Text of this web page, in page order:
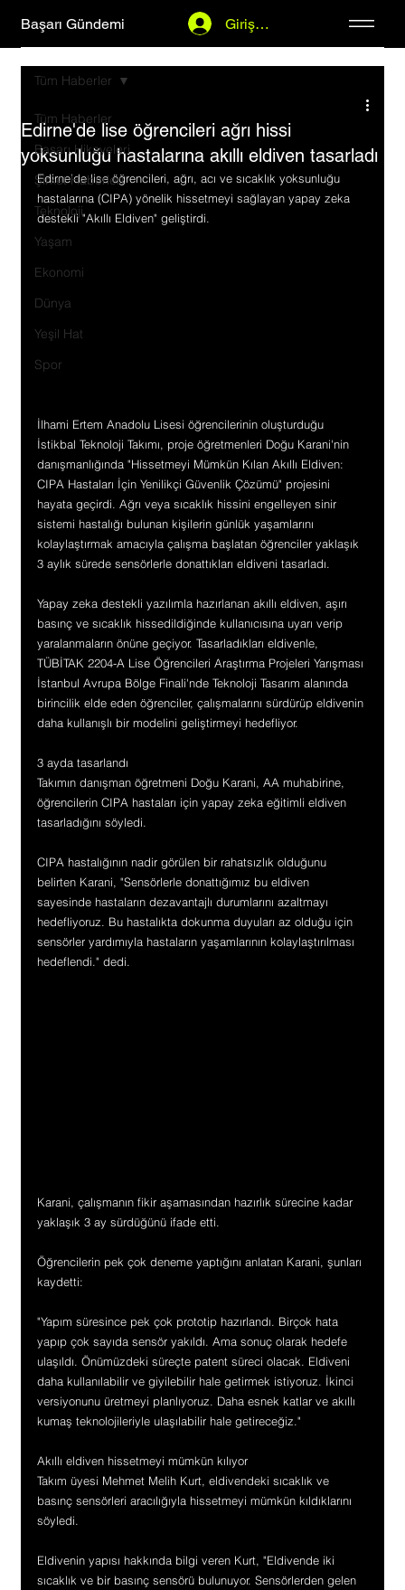
Başarı Gündemi Giriş Yap
Tüm Haberler
Başarı Hikayeleri
Şirket Haberleri
Teknoloji
Yaşam
Ekonomi
Dünya
Yeşil Hat
Spor
Tüm Haberler
Edirne'de lise öğrencileri ağrı hissi
yoksunluğu hastalarına akıllı eldiven tasarladı
Edirne'de lise öğrencileri, ağrı, acı ve sıcaklık yoksunluğu
hastalarına (CIPA) yönelik hissetmeyi sağlayan yapay zeka
destekli "Akıllı Eldiven" geliştirdi.
İlhami Ertem Anadolu Lisesi öğrencilerinin oluşturduğu
İstikbal Teknoloji Takımı, proje öğretmenleri Doğu Karani'nin
danışmanlığında "Hissetmeyi Mümkün Kılan Akıllı Eldiven:
CIPA Hastaları İçin Yenilikçi Güvenlik Çözümü" projesini
hayata geçirdi. Ağrı veya sıcaklık hissini engelleyen sinir
sistemi hastalığı bulunan kişilerin günlük yaşamlarını
kolaylaştırmak amacıyla çalışma başlatan öğrenciler yaklaşık
3 aylık sürede sensörlerle donattıkları eldiveni tasarladı.
Yapay zeka destekli yazılımla hazırlanan akıllı eldiven, aşırı
basınç ve sıcaklık hissedildiğinde kullanıcısına uyarı verip
yaralanmaların önüne geçiyor. Tasarladıkları eldivenle,
TÜBİTAK 2204-A Lise Öğrencileri Araştırma Projeleri Yarışması
İstanbul Avrupa Bölge Finali'nde Teknoloji Tasarım alanında
birincilik elde eden öğrenciler, çalışmalarını sürdürüp eldivenin
daha kullanışlı bir modelini geliştirmeyi hedefliyor.
3 ayda tasarlandı
Takımın danışman öğretmeni Doğu Karani, AA muhabirine,
öğrencilerin CIPA hastaları için yapay zeka eğitimli eldiven
tasarladığını söyledi.
CIPA hastalığının nadir görülen bir rahatsızlık olduğunu
belirten Karani, "Sensörlerle donattığımız bu eldiven
sayesinde hastaların dezavantajlı durumlarını azaltmayı
hedefliyoruz. Bu hastalıkta dokunma duyuları az olduğu için
sensörler yardımıyla hastaların yaşamlarının kolaylaştırılması
hedeflendi." dedi.
Karani, çalışmanın fikir aşamasından hazırlık sürecine kadar
yaklaşık 3 ay sürdüğünü ifade etti.
Öğrencilerin pek çok deneme yaptığını anlatan Karani, şunları
kaydetti:
"Yapım süresince pek çok prototip hazırlandı. Birçok hata
yapıp çok sayıda sensör yakıldı. Ama sonuç olarak hedefe
ulaşıldı. Önümüzdeki süreçte patent süreci olacak. Eldiveni
daha kullanılabilir ve giyilebilir hale getirmek istiyoruz. İkinci
versiyonunu üretmeyi planlıyoruz. Daha esnek katlar ve akıllı
kumaş teknolojileriyle ulaşılabilir hale getireceğiz."
Akıllı eldiven hissetmeyi mümkün kılıyor
Takım üyesi Mehmet Melih Kurt, eldivendeki sıcaklık ve
basınç sensörleri aracılığıyla hissetmeyi mümkün kıldıklarını
söyledi.
Eldivenin yapısı hakkında bilgi veren Kurt, "Eldivende iki
sıcaklık ve bir basınç sensörü bulunuyor. Sensörlerden gelen